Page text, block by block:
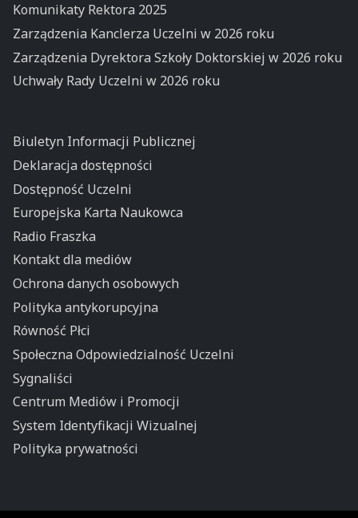
Komunikaty Rektora 2025
Zarządzenia Kanclerza Uczelni w 2026 roku
Zarządzenia Dyrektora Szkoły Doktorskiej w 2026 roku
Uchwały Rady Uczelni w 2026 roku
Biuletyn Informacji Publicznej
Deklaracja dostępności
Dostępność Uczelni
Europejska Karta Naukowca
Radio Fraszka
Kontakt dla mediów
Ochrona danych osobowych
Polityka antykorupcyjna
Równość Płci
Społeczna Odpowiedzialność Uczelni
Sygnaliści
Centrum Mediów i Promocji
System Identyfikacji Wizualnej
Polityka prywatności